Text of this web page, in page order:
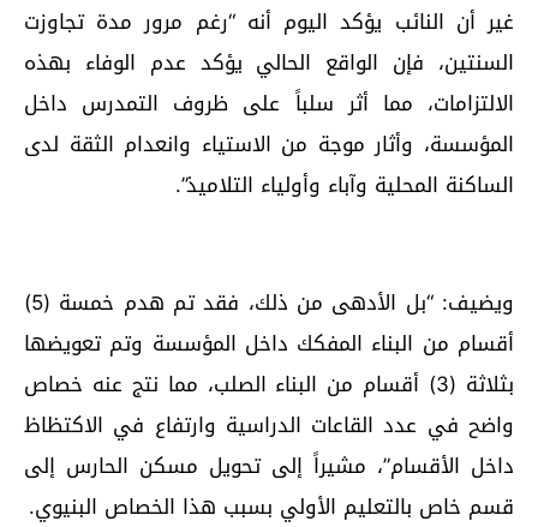
غير أن النائب يؤكد اليوم أنه “رغم مرور مدة تجاوزت
السنتين، فإن الواقع الحالي يؤكد عدم الوفاء بهذه
الالتزامات، مما أثر سلباً على ظروف التمدرس داخل
المؤسسة، وأثار موجة من الاستياء وانعدام الثقة لدى
الساكنة المحلية وآباء وأولياء التلاميذ”.
ويضيف: “بل الأدهى من ذلك، فقد تم هدم خمسة (5)
أقسام من البناء المفكك داخل المؤسسة وتم تعويضها
بثلاثة (3) أقسام من البناء الصلب، مما نتج عنه خصاص
واضح في عدد القاعات الدراسية وارتفاع في الاكتظاظ
داخل الأقسام”، مشيراً إلى تحويل مسكن الحارس إلى
قسم خاص بالتعليم الأولي بسبب هذا الخصاص البنيوي.